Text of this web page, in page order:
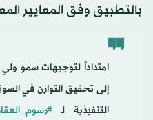
بالتطبيق وفق المعايير
امتداداً لتوجيهات سمو
إلى تحقيق التوازن في
التنفيذية لـ